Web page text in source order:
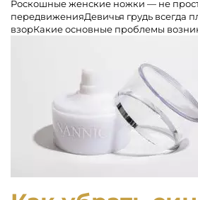
Роскошные женские ножки — не
передвиженияДевичья грудь всегда
взорКакие основные проблемы